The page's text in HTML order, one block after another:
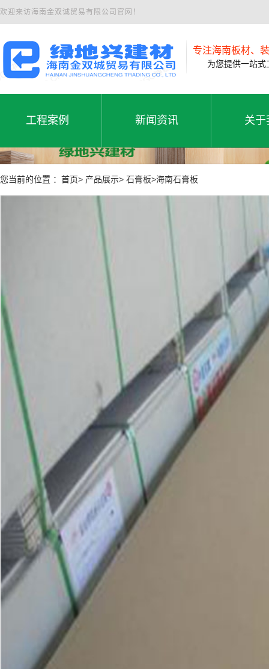
欢迎来访海南金双诚贸易有限公司官网！
专注海南板材、
为您提供一站式
工程案例
工程案例
工程案例
新闻资讯
新闻资讯
公司新闻
行业动态
关于
公
您当前的位置 ：首页> 产品展示> 石膏板>海南石膏板